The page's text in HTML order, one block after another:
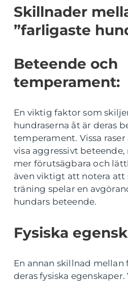
Skillnader
”farligaste
Beteende och
temperament:
En viktig faktor som
hundraserna åt är deras
temperament. Vissa
visa aggressivt
mer förutsägbara och
även viktigt att notera att
träning spelar en
hundars beteende.
Fysiska
En annan skillnad mellan
deras fysiska egenskaper.